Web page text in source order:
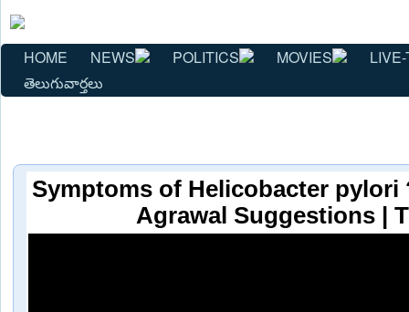
HOME NEWS POLITICS MOVIES
తెలుగువార్తలు
Symptoms of Helicobacter pylori
Agrawal Suggestions |